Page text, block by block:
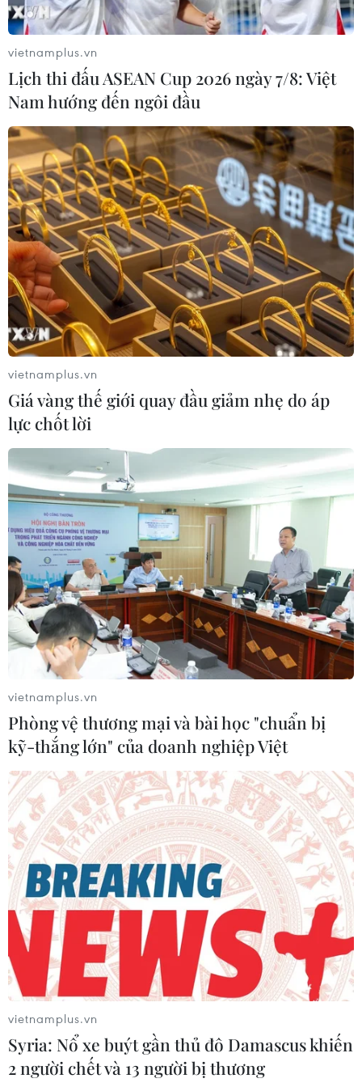
Ai sẽ trở thành thủ lĩnh kế tiếp của IS nếu
Baghdadi bị giết
26/06/2017 03:01
Nếu thủ lĩnh IS Abu Bakr al-Baghdadi được xác định là
đã bị giết, nhiều khả năng người kế nhiệm vị trí lãnh
đạo tổ chức khủng bố này sẽ là một trong hai cấp phó.
vietnamplus.vn
Lịch thi đấu ASEAN Cup 2026 ngày 7/8: Việt
Nam hướng đến ngôi đầu
vietnamplus.vn
Giá vàng thế giới quay đầu giảm nhẹ do áp
lực chốt lời
vietnamplus.vn
Phòng vệ thương mại và bài học "chuẩn bị
kỹ-thắng lớn" của doanh nghiệp Việt
vietnamplus.vn
Syria: Nổ xe buýt gần thủ đô Damascus khiến
2 người chết và 13 người bị thương